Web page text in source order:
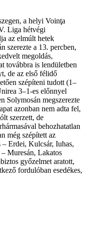
a helyi Voinţa
Liga hétvégi
az elmúlt hetek
szerezte a 13. percben,
megoldás,
továbbra is lendületben
de az első félidő
szépíteni tudott (1–
3–1-es előnnyel
Solymosán megszerezte
azonban nem adta fel,
szerzett, de
behozhatatlan
még szépített az
Erdei, Kulcsár, Iuhas,
Muresán, Lakatos
győzelmet aratott,
fordulóban esedékes,